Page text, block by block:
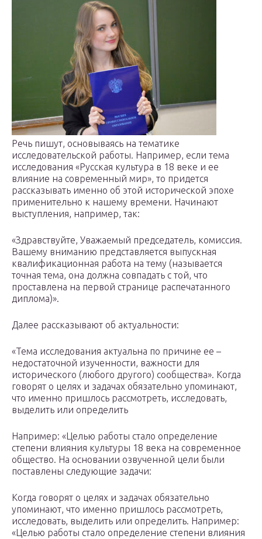
Речь пишут, основываясь на тематике
исследовательской работы. Например, если тема
исследования «Русская культура в 18 веке и ее
влияние на современный мир», то придется
рассказывать именно об этой исторической эпохе
применительно к нашему времени. Начинают
выступления, например, так:
«Здравствуйте, Уважаемый председатель, комиссия.
Вашему вниманию представляется выпускная
квалификационная работа на тему (называется
точная тема, она должна совпадать с той, что
проставлена на первой странице распечатанного
диплома)».
Далее рассказывают об актуальности:
«Тема исследования актуальна по причине ее –
недостаточной изученности, важности для
исторического (любого другого) сообщества». Когда
говорят о целях и задачах обязательно упоминают,
что именно пришлось рассмотреть, исследовать,
выделить или определить
Например: «Целью работы стало определение
степени влияния культуры 18 века на современное
общество. На основании озвученной цели были
поставлены следующие задачи:
Когда говорят о целях и задачах обязательно
упоминают, что именно пришлось рассмотреть,
исследовать, выделить или определить. Например:
«Целью работы стало определение степени влияния